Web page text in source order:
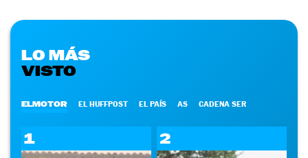
LO MÁS
VISTO
ELMOTOR EL HUFFPOST EL PAÍS AS CADENA SER
1 2